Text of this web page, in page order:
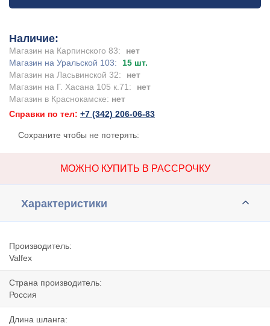
Наличие:
Магазин на Карпинского 83:
нет
Магазин на Уральской 103:
15 шт.
Магазин на Ласьвинской 32:
нет
Магазин на Г. Хасана 105 к.71:
нет
Магазин в Краснокамске: нет
Справки по тел: +7 (342) 206-06-83
Сохраните чтобы не потерять:
МОЖНО КУПИТЬ В РАССРОЧКУ
Характеристики
Производитель:
Valfex
Страна производитель:
Россия
Длина шланга: